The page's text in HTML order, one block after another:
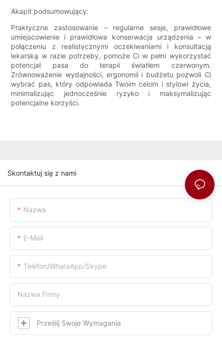
Akapit podsumowujący:
Praktyczne zastosowanie – regularne sesje, prawidłowe
umiejscowienie i prawidłowa konserwacja urządzenia – w
połączeniu z realistycznymi oczekiwaniami i konsultacją
lekarską w razie potrzeby, pomoże Ci w pełni wykorzystać
potencjał pasa do terapii światłem czerwonym.
Zrównoważenie wydajności, ergonomii i budżetu pozwoli Ci
wybrać pas, który odpowiada Twoim celom i stylowi życia,
minimalizując jednocześnie ryzyko i maksymalizując
potencjalne korzyści.
Skontaktuj się z nami
Nazwa
E-Mail
Telefon/WhatsApp/Skype
Nazwa Firmy
Prześlij Swoje Wymagania